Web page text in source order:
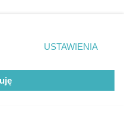
lub do późniejszej
z nich zachwyca
tynki z naturalnym
tarasy harmonijnie
ustawień prywatności
strony
wymagają zgody
się takiemu
miały zastosowanie tylko
USTAWIENIA